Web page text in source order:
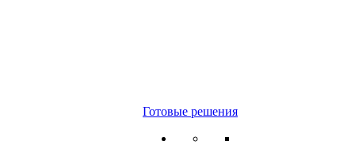
Готовые решения